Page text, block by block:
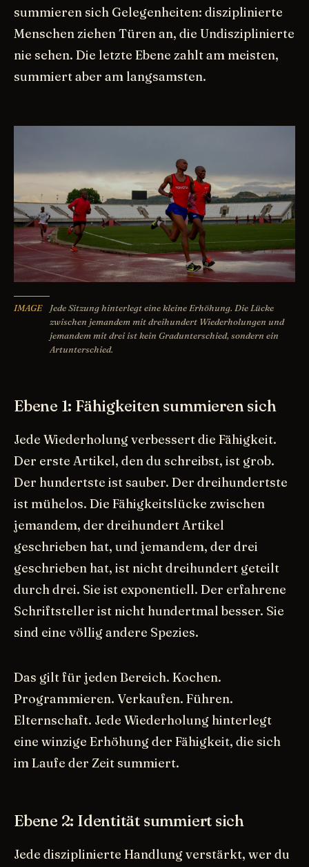
summieren sich Gelegenheiten: disziplinierte
Menschen ziehen Türen an, die Undisziplinierte
nie sehen. Die letzte Ebene zahlt am meisten,
summiert aber am langsamsten.
Jede Sitzung hinterlegt eine kleine Erhöhung. Die Lücke
zwischen jemandem mit dreihundert Wiederholungen und
jemandem mit drei ist kein Gradunterschied, sondern ein
Artunterschied.
Ebene 1: Fähigkeiten summieren sich
Jede Wiederholung verbessert die Fähigkeit.
Der erste Artikel, den du schreibst, ist grob.
Der hundertste ist sauber. Der dreihundertste
ist mühelos. Die Fähigkeitslücke zwischen
jemandem, der dreihundert Artikel
geschrieben hat, und jemandem, der drei
geschrieben hat, ist nicht dreihundert geteilt
durch drei. Sie ist exponentiell. Der erfahrene
Schriftsteller ist nicht hundertmal besser. Sie
sind eine völlig andere Spezies.
Das gilt für jeden Bereich. Kochen.
Programmieren. Verkaufen. Führen.
Elternschaft. Jede Wiederholung hinterlegt
eine winzige Erhöhung der Fähigkeit, die sich
im Laufe der Zeit summiert.
Ebene 2: Identität summiert sich
Jede disziplinierte Handlung verstärkt, wer du